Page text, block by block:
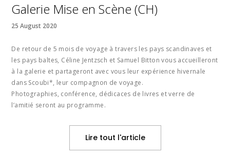
Galerie Mise en Scène (CH)
25 August 2020
De retour de 5 mois de voyage à travers les pays scandinaves et
les pays baltes, Céline Jentzsch et Samuel Bitton vous accueilleront
à la galerie et partageront avec vous leur expérience hivernale
dans Scoubi*, leur compagnon de voyage.
Photographies, conférence, dédicaces de livres et verre de
l’amitié seront au programme.
Lire tout l'article